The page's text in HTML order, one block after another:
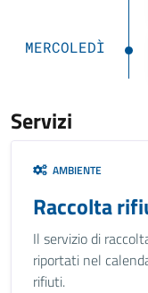
MERCOLEDÌ
Servizi
AMBIENTE
Raccolta
Il servizio di
riportati nel
rifiuti.